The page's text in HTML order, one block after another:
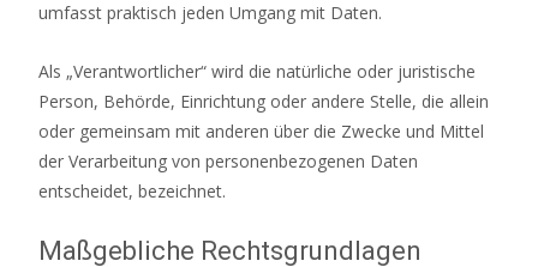
umfasst praktisch jeden Umgang mit Daten.
Als „Verantwortlicher“ wird die natürliche oder juristische
Person, Behörde, Einrichtung oder andere Stelle, die allein
oder gemeinsam mit anderen über die Zwecke und Mittel
der Verarbeitung von personenbezogenen Daten
entscheidet, bezeichnet.
Maßgebliche Rechtsgrundlagen